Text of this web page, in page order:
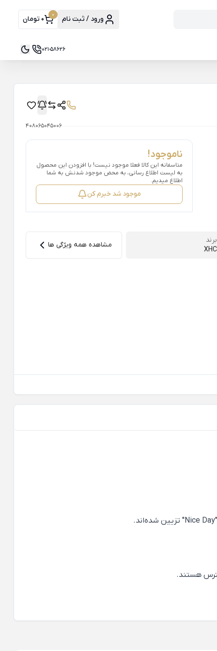
ورود / ثبت نام 0 0 تومان
021-58626
408065045006
ناموجود!
متاسفانه این کالا فعلا موجود نیست! با افزودن این محصول
به لیست اطلاع رسانی، به محض موجود شدنش به شما
اطلاع میدیم.
موجود شد خبرم کن
برند
XHC
مشاهده همه ویژگی ها
هستند.